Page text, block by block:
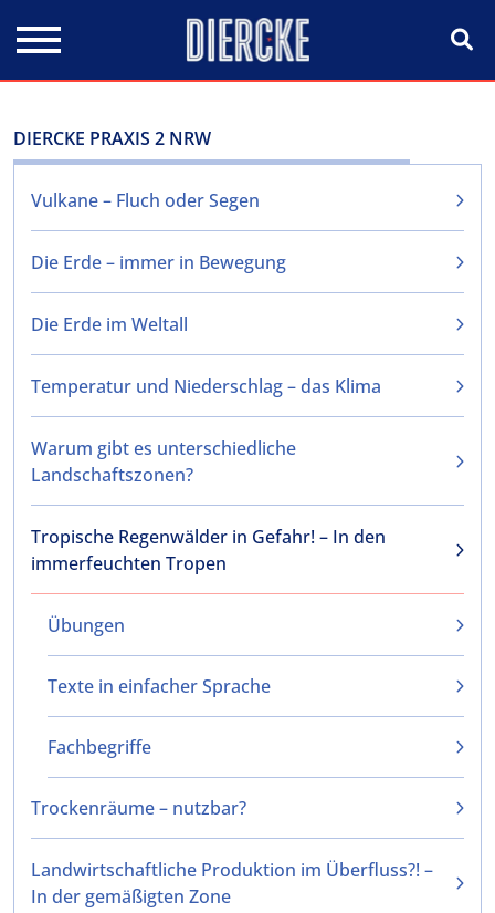
DIERCKE PRAXIS 2 NRW
Vulkane – Fluch oder Segen
Die Erde – immer in Bewegung
Die Erde im Weltall
Temperatur und Niederschlag – das Klima
Warum gibt es unterschiedliche
Landschaftszonen?
Tropische Regenwälder in Gefahr! – In den
immerfeuchten Tropen
Übungen
Texte in einfacher Sprache
Fachbegriffe
Trockenräume – nutzbar?
Landwirtschaftliche Produktion im Überfluss?! –
In der gemäßigten Zone